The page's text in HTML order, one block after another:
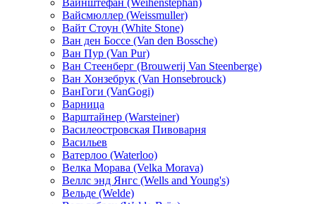
Вайсмюллер (Weissmuller)
Вайт Стоун (White Stone)
Ван ден Боссе (Van den Bossche)
Ван Пур (Van Pur)
Ван Стеенберг (Brouwerij Van Steenberge)
Ван Хонзебрук (Van Honsebrouck)
ВанГоги (VanGogi)
Варница
Варштайнер (Warsteiner)
Василеостровская Пивоварня
Васильев
Ватерлоо (Waterloo)
Велка Морава (Velka Morava)
Веллс энд Янгс (Wells and Young's)
Вельде (Welde)